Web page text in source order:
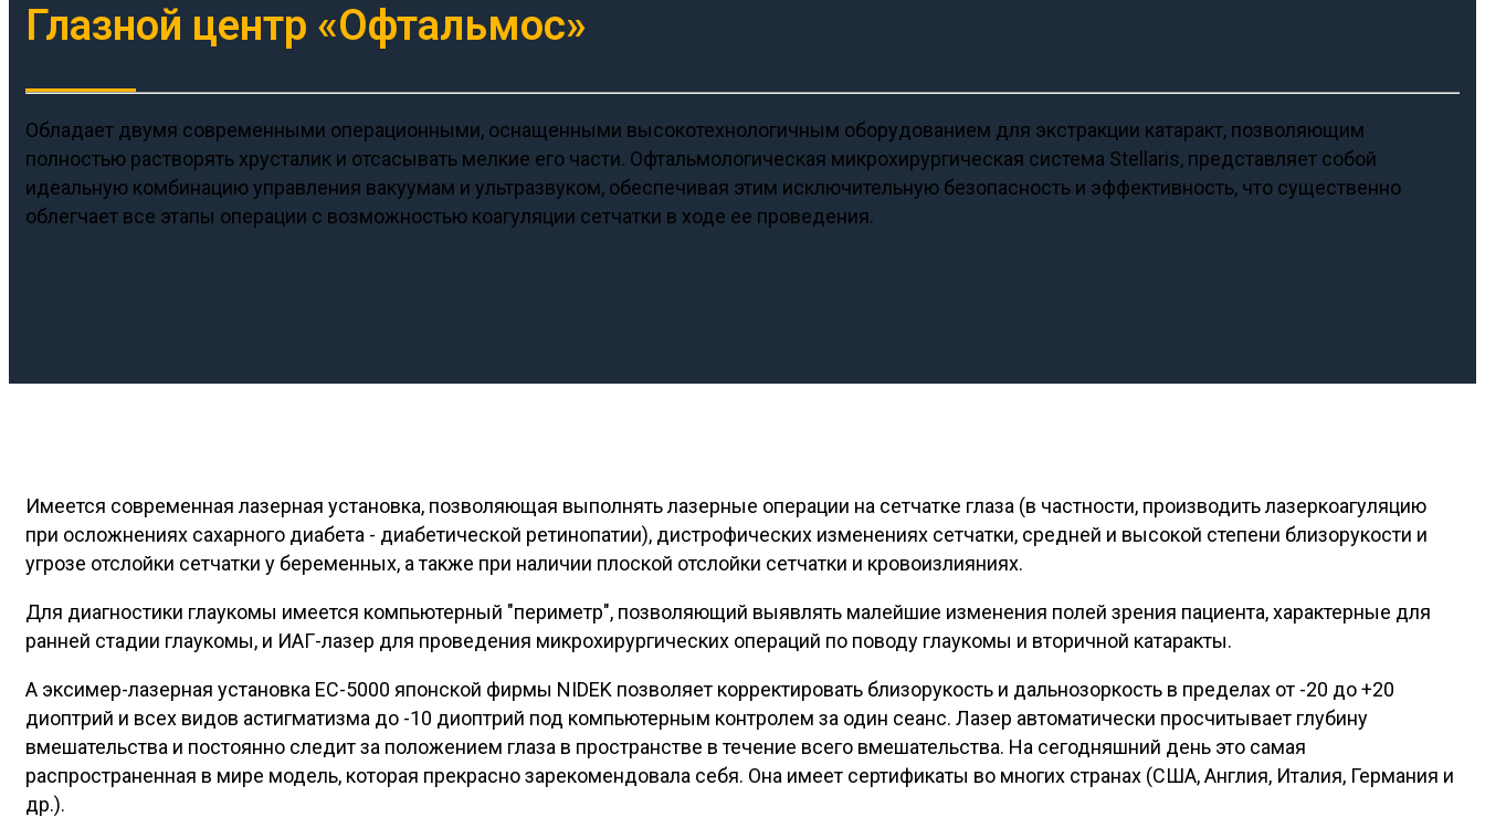
Глазной центр «Офтальмос»
Обладает двумя современными операционными, оснащенными высокотехнологичным оборудованием для экстракции катаракт, позволяющим
полностью растворять хрусталик и отсасывать мелкие его части. Офтальмологическая микрохирургическая система Stellaris, представляет собой
идеальную комбинацию управления вакуумам и ультразвуком, обеспечивая этим исключительную безопасность и эффективность, что существенно
облегчает все этапы операции с возможностью коагуляции сетчатки в ходе ее проведения.
Имеется современная лазерная установка, позволяющая выполнять лазерные операции на сетчатке глаза (в частности, производить лазеркоагуляцию
при осложнениях сахарного диабета - диабетической ретинопатии), дистрофических изменениях сетчатки, средней и высокой степени близорукости и
угрозе отслойки сетчатки у беременных, а также при наличии плоской отслойки сетчатки и кровоизлияниях.
Для диагностики глаукомы имеется компьютерный "периметр", позволяющий выявлять малейшие изменения полей зрения пациента, характерные для
ранней стадии глаукомы, и ИАГ-лазер для проведения микрохирургических операций по поводу глаукомы и вторичной катаракты.
А эксимер-лазерная установка ЕС-5000 японской фирмы NIDEK позволяет корректировать близорукость и дальнозоркость в пределах от -20 до +20
диоптрий и всех видов астигматизма до -10 диоптрий под компьютерным контролем за один сеанс. Лазер автоматически просчитывает глубину
вмешательства и постоянно следит за положением глаза в пространстве в течение всего вмешательства. На сегодняшний день это самая
распространенная в мире модель, которая прекрасно зарекомендовала себя. Она имеет сертификаты во многих странах (США, Англия, Италия, Германия и
др.).